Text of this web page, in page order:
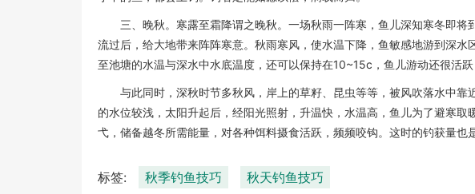
三、晚秋。寒露至霜降谓之晚秋。一场秋雨一阵寒，鱼儿深知寒冬即
流过后，给大地带来阵阵寒意。秋雨寒风，使水温下降，鱼敏感地游到深
至池塘的水温与深水中水底温度，还可以保持在10~15c，鱼儿游动还很活
与此同时，深秋时节多秋风，岸上的草籽、昆虫等等，被风吹落水中
的水位较浅，太阳升起后，经阳光照射，升温快，水温高，鱼儿为了避寒
弋，储备越冬所需能量，对各种饵料摄食活跃，频频咬钩。这时的钓获量也
标签: 秋季钓鱼技巧 秋天钓鱼技巧